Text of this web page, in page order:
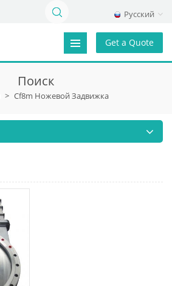
Русский
Get a Quote
Поиск
> Cf8m Ножевой Задвижка